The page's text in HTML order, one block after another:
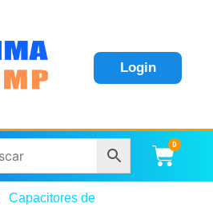
Login
0
Capacitores de